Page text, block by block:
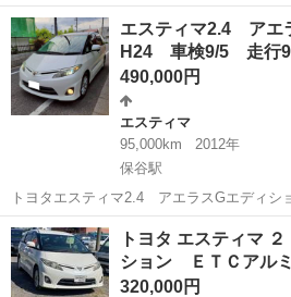
ー名： トヨタ ■ 車種名： エスティマ
名： アエラス １オーナー・３６０度モニ
ター・両...
東京 練馬区
エスティマ2.4 アエ
H24 車検9/5 走行
490,000円
エスティマ
95,000km
2012年
保谷駅
トヨタエスティマ2.4 アエラスGエデ
車検9年5月 走行95,000ｋｍ 社外HDDナ
バックカメラ ETC ダブルムーンルーフ
ア 純正エアロ＆ルーフ...
東京 練馬区 保谷駅
トヨタ エスティマ
ション ＥＴＣア
320,000円